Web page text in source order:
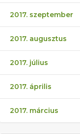
2017. szeptember
2017. augusztus
2017. július
2017. április
2017. március